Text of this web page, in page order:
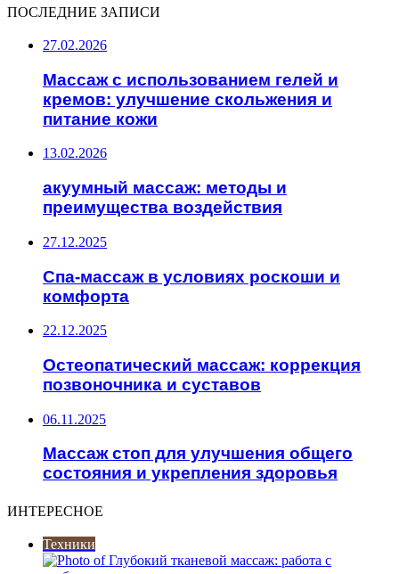
ПОСЛЕДНИЕ ЗАПИСИ
27.02.2026
Массаж с использованием гелей и
кремов: улучшение скольжения и
питание кожи
13.02.2026
акуумный массаж: методы и
преимущества воздействия
27.12.2025
Спа-массаж в условиях роскоши и
комфорта
22.12.2025
Остеопатический массаж: коррекция
позвоночника и суставов
06.11.2025
Массаж стоп для улучшения общего
состояния и укрепления здоровья
ИНТЕРЕСНОЕ
Техники